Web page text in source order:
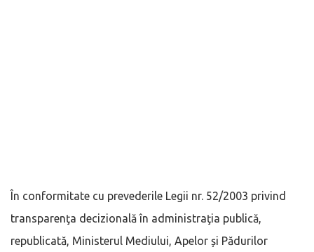
În conformitate cu prevederile Legii nr. 52/2003 privind
transparenţa decizională în administraţia publică,
republicată, Ministerul Mediului, Apelor și Pădurilor